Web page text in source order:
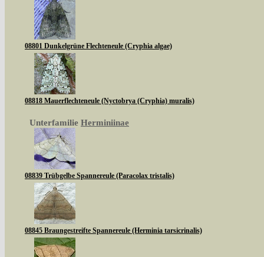
08801 Dunkelgrüne Flechteneule (Cryphia algae)
08818 Mauerflechteneule (Nyctobrya (Cryphia) muralis)
Unterfamilie Herminiinae
08839 Trübgelbe Spannereule (Paracolax tristalis)
08845 Braungestreifte Spannereule (Herminia tarsicrinalis)